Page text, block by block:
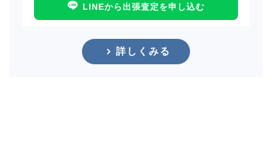
LINEから出張査定を申し込む
詳しくみる